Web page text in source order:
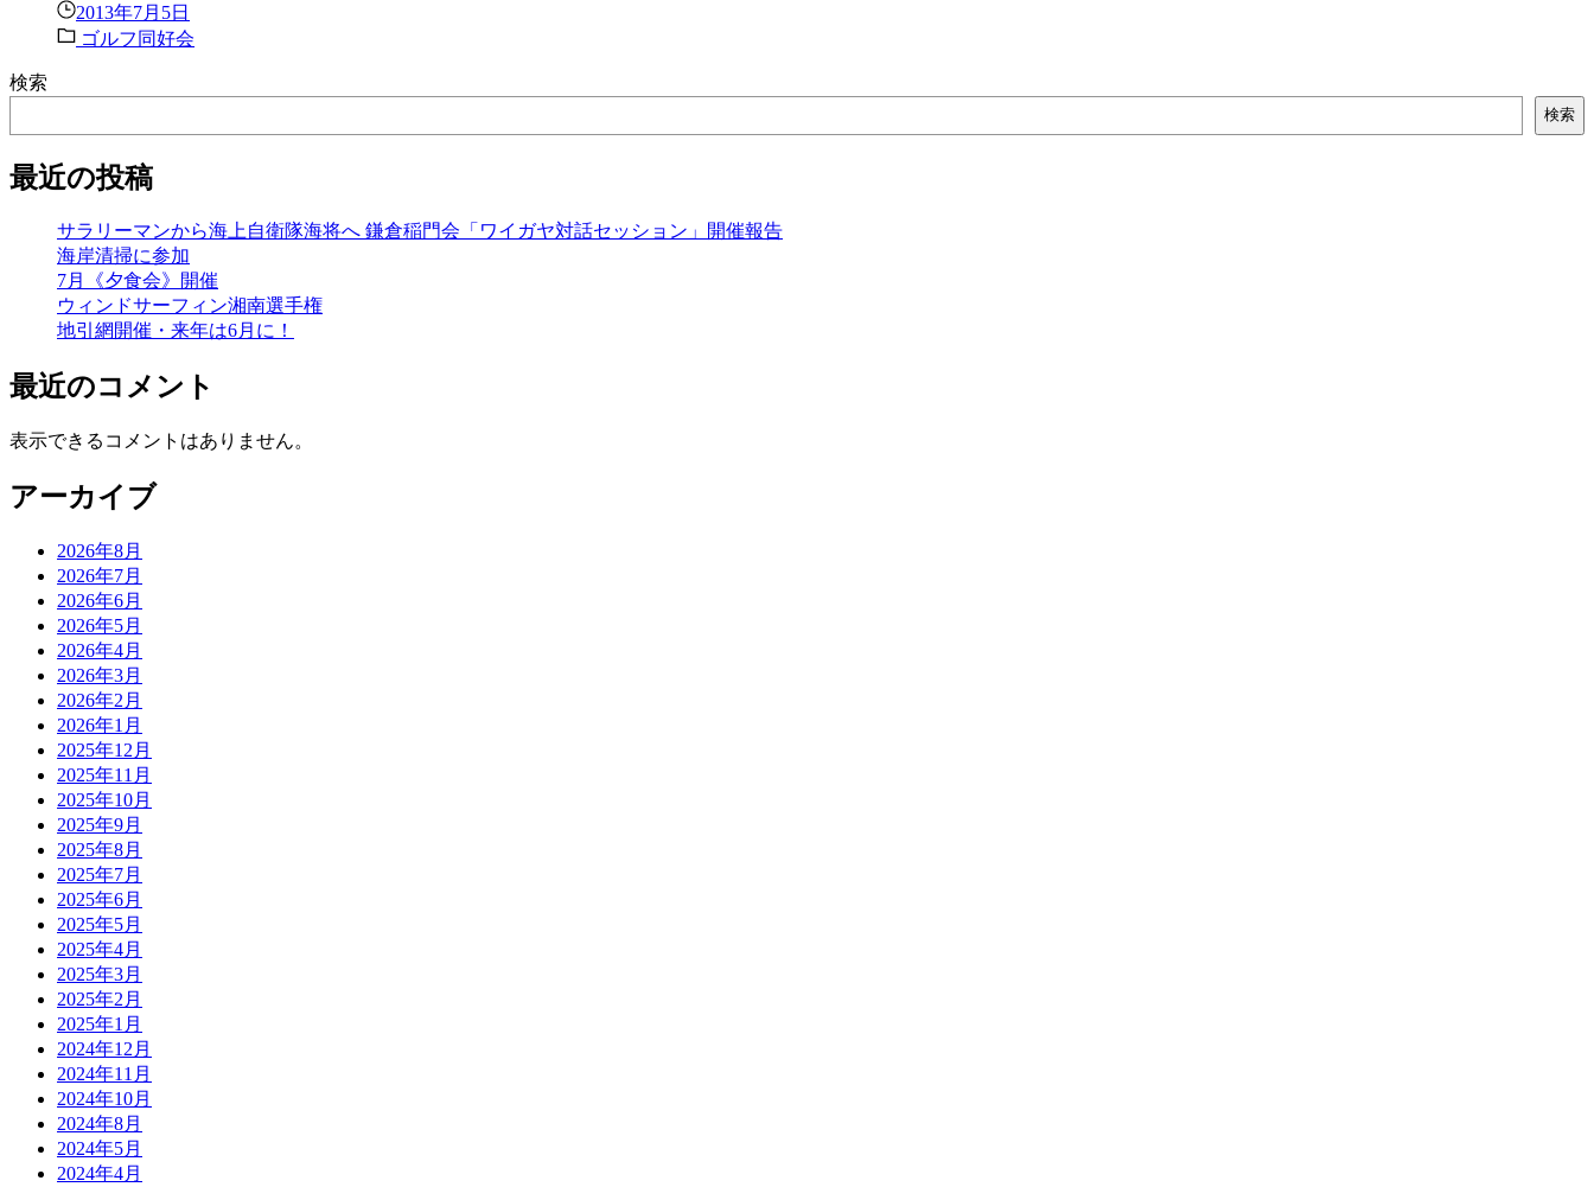
2013年7月5日
ゴルフ同好会
検索
検索
最近の投稿
サラリーマンから海上自衛隊海将へ 鎌倉稲門会「ワイガヤ対話セッション」開催報告
海岸清掃に参加
7月《夕食会》開催
ウィンドサーフィン湘南選手権
地引網開催・来年は6月に！
最近のコメント
表示できるコメントはありません。
アーカイブ
2026年8月
2026年7月
2026年6月
2026年5月
2026年4月
2026年3月
2026年2月
2026年1月
2025年12月
2025年11月
2025年10月
2025年9月
2025年8月
2025年7月
2025年6月
2025年5月
2025年4月
2025年3月
2025年2月
2025年1月
2024年12月
2024年11月
2024年10月
2024年8月
2024年5月
2024年4月